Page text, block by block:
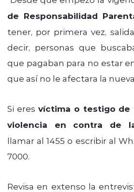
de Responsabilidad
tener, por primera vez,
decir, personas que
que pagaban para no estar
que así no le afectara la
Si eres víctima o testigo de
violencia en contra de
llamar al 1455 o escribir al
7000.
Revisa en extenso la